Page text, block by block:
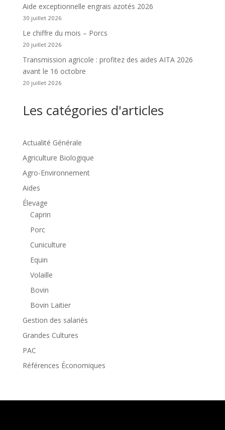
Aide exceptionnelle engrais azotés 2026
30 juillet 2026
Le chiffre du mois – Porcs
20 juillet 2026
Transmission agricole : profitez des aides AITA 2026
avant le 16 octobre
20 juillet 2026
Les catégories d'articles
Actualité Générale
Agriculture Biologique
Agro-Environnement
Aides
Élevage
Caprin
Porc
Cuniculture
Equin
Volaille
Bovin
Bovin Laitier
Gestion des salariés
Grandes Cultures
PAC
Références Économiques